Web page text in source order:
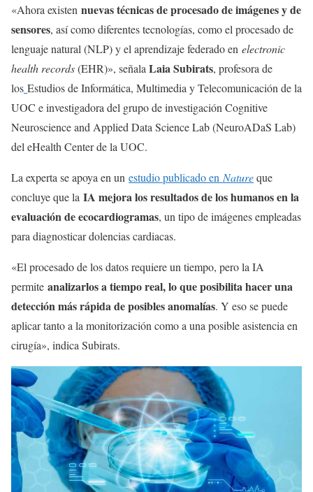
«Ahora existen nuevas técnicas de procesado de imágenes y de
sensores, así como diferentes tecnologías, como el procesado de
lenguaje natural (NLP) y el aprendizaje federado en electronic
health records(EHR)», señala Laia Subirats, profesora de
los Estudios de Informática, Multimedia y Telecomunicación de la
UOC e investigadora del grupo de investigación Cognitive
Neuroscience and Applied Data Science Lab (NeuroADaS Lab)
del eHealth Center de la UOC.
La experta se apoya en un estudio publicado en Natureque
concluye que la IA mejora los resultados de los humanos en la
evaluación de ecocardiogramas, un tipo de imágenes empleadas
para diagnosticar dolencias cardiacas.
«El procesado de los datos requiere un tiempo, pero la IA
permite analizarlos a tiempo real, lo que posibilita hacer una
detección más rápida de posibles anomalías. Y eso se puede
aplicar tanto a la monitorización como a una posible asistencia en
cirugía», indica Subirats.